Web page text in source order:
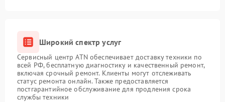
Широкий спектр услуг
Сервисный центр ATN обеспечивает доставку техники по
всей РФ, бесплатную диагностику и качественный ремонт,
включая срочный ремонт. Клиенты могут отслеживать
статус ремонта онлайн. Также предоставляется
постгарантийное обслуживание для продления срока
службы техники